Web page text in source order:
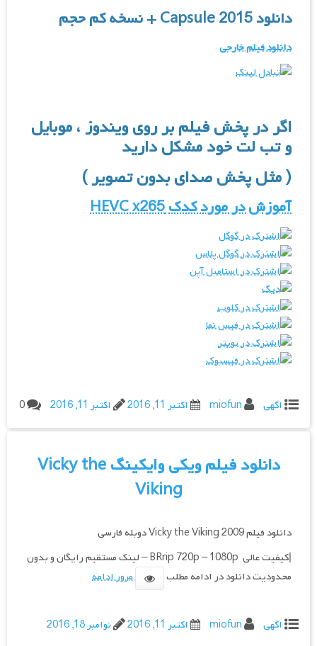
دانلودCapsule 2015+ نسخه کم حجم
دانلود فیلم خارجی
اگر در پخش فیلم بر روی ویندوز ، موبایل
و تب لت خود مشکل دارید
(مثل پخش صدای بدون تصویر)
آموزش در مورد کدک HEVC x265
اگهی miofun اکتبر 11, 2016 اکتبر 11, 2016 0
دانلود فیلم ویکی وایکینگ Vicky the
Viking
دانلود فیلم Vicky the Viking 2009 دوبله فارسی
|کیفیت عالی BRrip 720p – 1080p – لینک مستقیم رایگان و بدون
محدودیت دانلود در ادامه مطلب
مرور ادامه
اگهی miofun اکتبر 11, 2016 نوامبر 18, 2016